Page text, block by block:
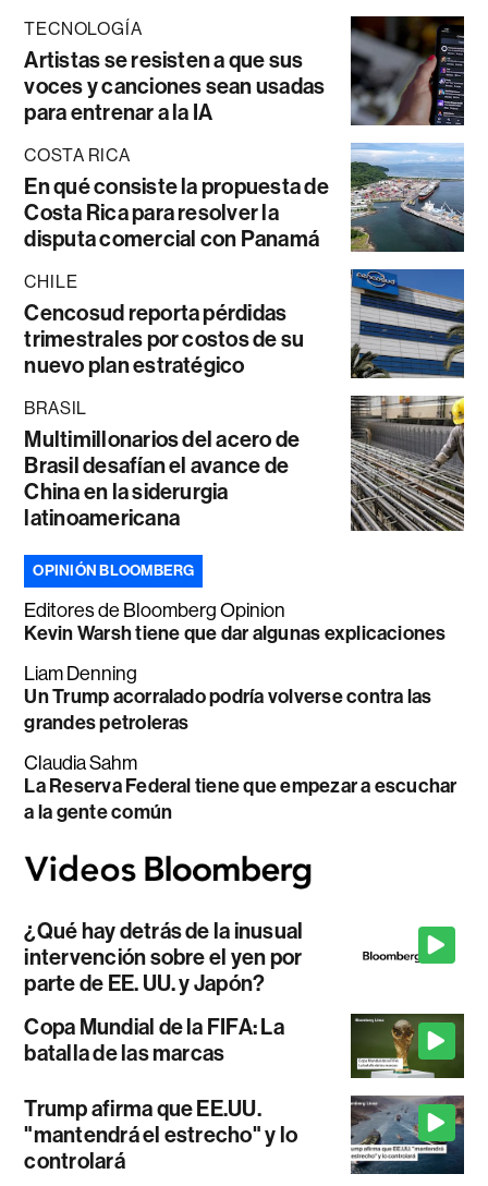
TECNOLOGÍA
Artistas se resisten a que sus
voces y canciones sean usadas
para entrenar a la IA
COSTA RICA
En qué consiste la propuesta de
Costa Rica para resolver la
disputa comercial con Panamá
CHILE
Cencosud reporta pérdidas
trimestrales por costos de su
nuevo plan estratégico
BRASIL
Multimillonarios del acero de
Brasil desafían el avance de
China en la siderurgia
latinoamericana
OPINIÓN BLOOMBERG
Editores de Bloomberg Opinion
Kevin Warsh tiene que dar algunas explicaciones
Liam Denning
Un Trump acorralado podría volverse contra las
grandes petroleras
Claudia Sahm
La Reserva Federal tiene que empezar a escuchar
a la gente común
¿Qué hay detrás de la inusual
intervención sobre el yen por
parte de EE. UU. y Japón?
Copa Mundial de la FIFA: La
batalla de las marcas
Trump afirma que EE.UU.
"mantendrá el estrecho" y lo
controlará